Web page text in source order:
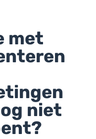
met
niet